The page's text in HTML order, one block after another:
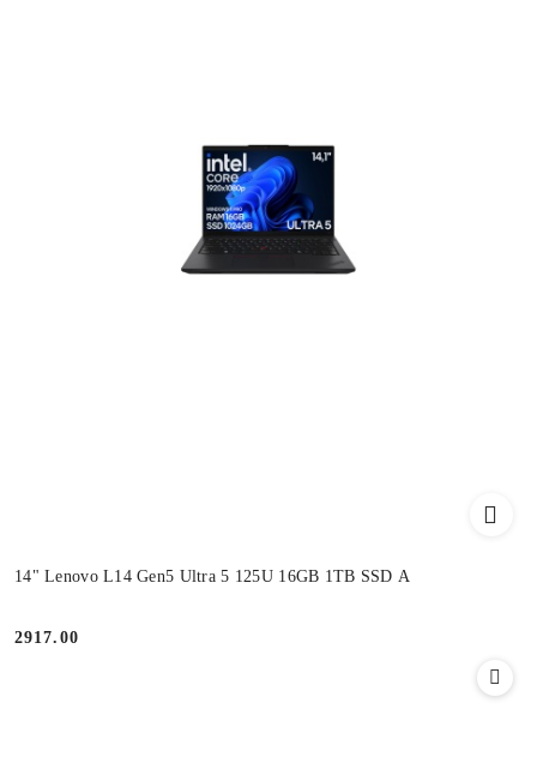
14" Lenovo L14 Gen5 Ultra 5 125U 16GB 1TB SSD A
Cena:
2917.00